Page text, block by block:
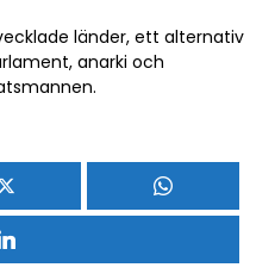
länder, ett alternativ
anarki och